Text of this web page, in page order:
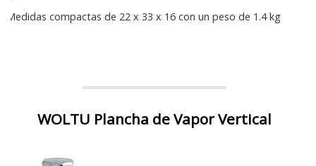
Medidas compactas de 22 x 33 x 16 con un peso de 1.4 kg
WOLTU Plancha de Vapor Vertical